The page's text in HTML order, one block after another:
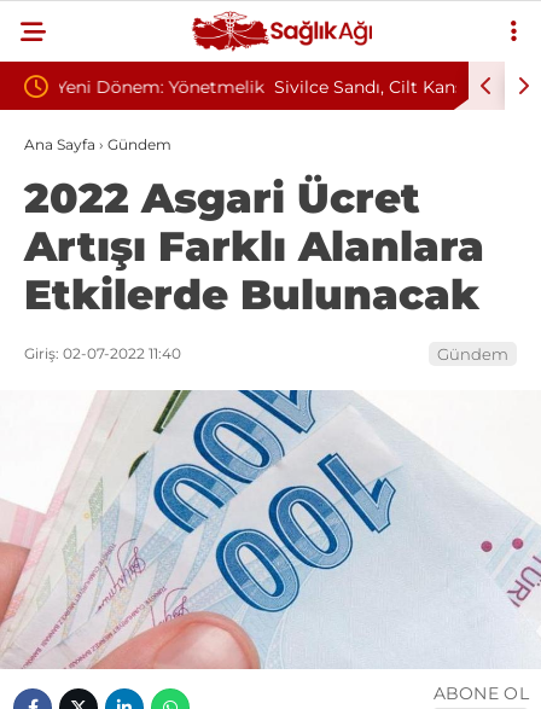
Sivilce Sandı, Cilt Kanseri Çıktı: Ameliyattan 60
Dikişle Uyandı
Baş
Ana Sayfa › Gündem
2022 Asgari Ücret
Artışı Farklı Alanlara
Etkilerde Bulunacak
Giriş: 02-07-2022 11:40 Gündem
ABONE OL